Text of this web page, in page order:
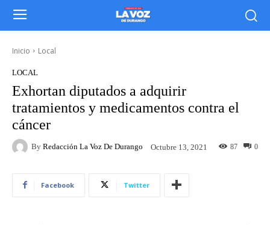
Inicio Local
LOCAL
Exhortan diputados a adquirir
tratamientos y medicamentos contra el
cáncer
By Redacción La Voz De Durango Octubre 13, 2021 0
87
Facebook Twitter